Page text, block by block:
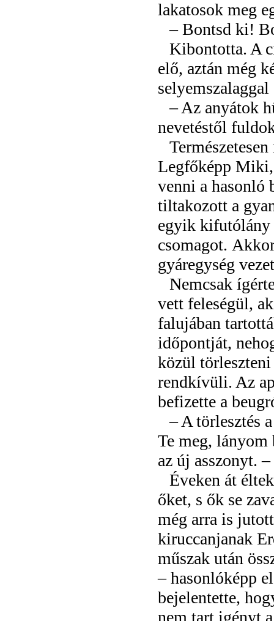
lakatosok meg
– Bontsd ki!
Kibontotta. A
elő, aztán még
– Az anyátok
nevetéstől
Legfőképp Miki,
venni a hasonló
tiltakozott a
egyik kifutólány
csomagot.
gyáregység
Nemcsak
vett feleségül,
falujában
időpontját,
közül
rendkívüli. Az
befizette a
– A törlesztés
Te meg, lányom
az új asszonyt.
Éveken át
őket, s ők se
még arra is
kiruccanjanak
műszak után
– hasonlóképp
bejelentette,